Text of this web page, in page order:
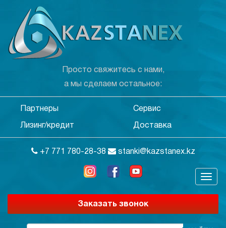
Просто свяжитесь с нами,
а мы сделаем остальное:
Партнеры Сервис
Лизинг/кредит Доставка
+7 771 780-28-38 stanki@kazstanex.kz
Заказать звонок